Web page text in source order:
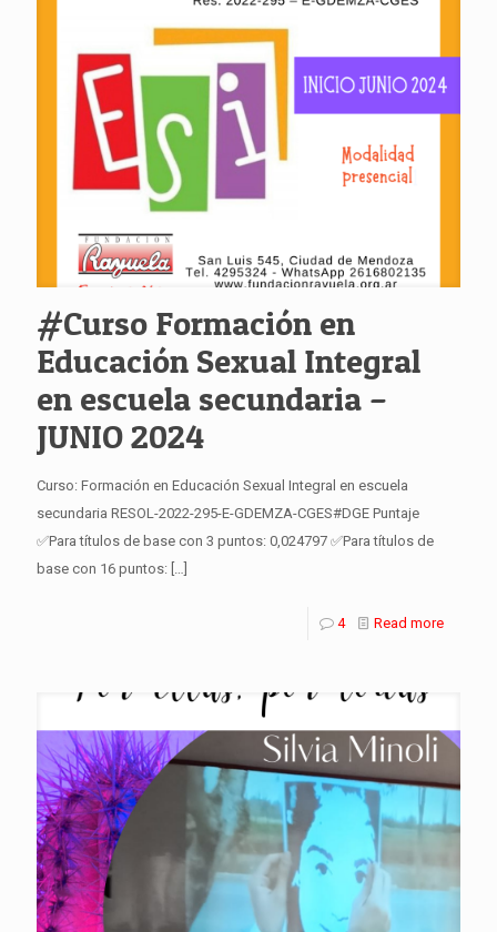
#Curso Formación en
Educación Sexual Integral
en escuela secundaria –
JUNIO 2024
Curso: Formación en Educación Sexual Integral en escuela
secundaria RESOL-2022-295-E-GDEMZA-CGES#DGE Puntaje
✅Para títulos de base con 3 puntos: 0,024797 ✅Para títulos de
base con 16 puntos:
4 Read more